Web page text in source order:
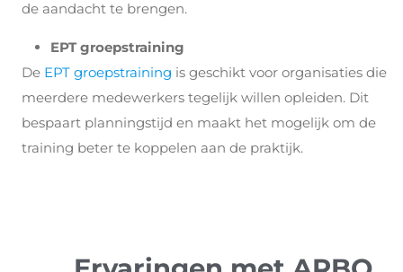
de aandacht te brengen.
EPT groepstraining
De EPT groepstraining is geschikt voor organisaties die
meerdere medewerkers tegelijk willen opleiden. Dit
bespaart planningstijd en maakt het mogelijk om de
training beter te koppelen aan de praktijk.